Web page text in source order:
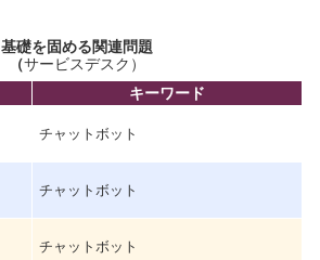
基礎を固める関連問題
（サービスデスク）
キーワード
チャットボット
チャットボット
チャットボット